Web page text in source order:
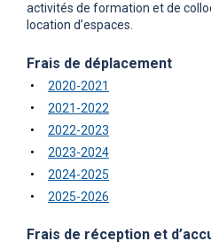
activités de formation et de
location d’espaces.
Frais de déplacement
2020-2021
2021-2022
2022-2023
2023-2024
2024-2025
2025-2026
Frais de réception et